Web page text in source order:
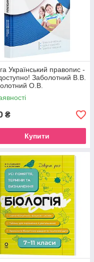
Український правопис -
Заболотний В.В.
О.В.
₴
Купити